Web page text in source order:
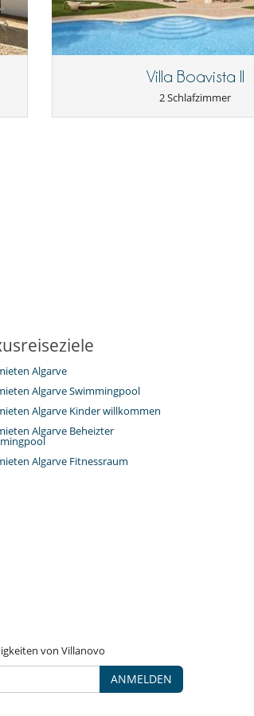
an Villanovo zu bezahlen
Villa Boavista II
2 Schlafzimmer
Algarve
Algarve Swimmingpool
Algarve Kinder willkommen
Algarve Beheizter
Algarve Fitnessraum
von Villanovo
ANMELDEN